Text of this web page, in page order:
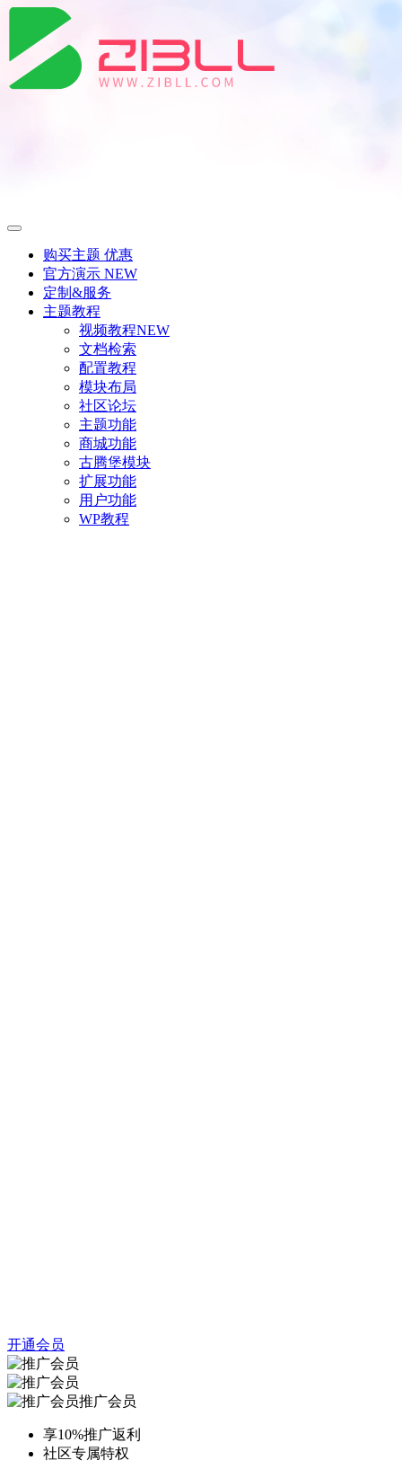
购买主题 优惠
官方演示 NEW
定制&服务
主题教程
视频教程NEW
文档检索
配置教程
模块布局
社区论坛
主题功能
商城功能
古腾堡模块
扩展功能
用户功能
WP教程
开通会员
推广会员
享10%推广返利
社区专属特权